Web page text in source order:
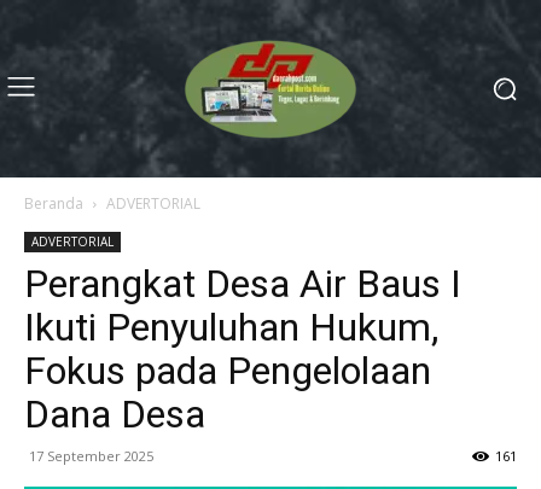
Beranda ADVERTORIAL
ADVERTORIAL
Perangkat Desa Air Baus I
Ikuti Penyuluhan Hukum,
Fokus pada Pengelolaan
Dana Desa
17 September 2025 161